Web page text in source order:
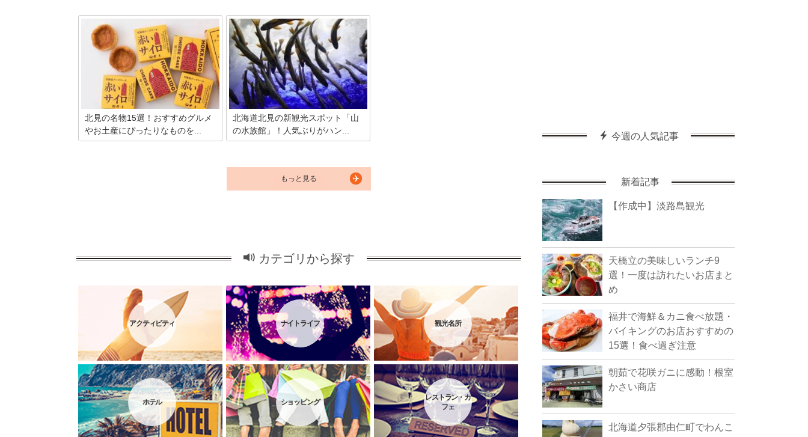
北見の名物15選！おすすめグルメ
やお土産にぴったりなものを...
北海道北見の新観光スポット「山
の水族館」！人気ぶりがハン...
そんなことを思い出させてくれるのが北
海道北見市温根湯にある「山の水族
館」。入館者数低迷のため一時閉鎖を経
もっと見る
カテゴリから探す
アクティビティ ナイトライフ 観光名所
ホテル ショッピング
レストラン・カ
フェ
今週の人気記事
新着記事
【作成中】淡路島観光
天橋立の美味しいランチ9
選！一度は訪れたいお店まと
め
福井で海鮮＆カニ食べ放題・
バイキングのお店おすすめの
15選！食べ過ぎ注意
朝茹で花咲ガニに感動！根室
かさい商店
北海道夕張郡由仁町でわんこ